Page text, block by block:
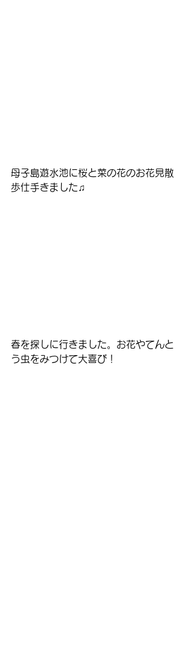
母子島遊水池に桜と菜の花のお花見散
歩仕手きました♫
春を探しに行きました。お花やてんと
う虫をみつけて大喜び！